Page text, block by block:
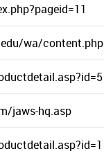
wa/content.php
jaws-hq.asp